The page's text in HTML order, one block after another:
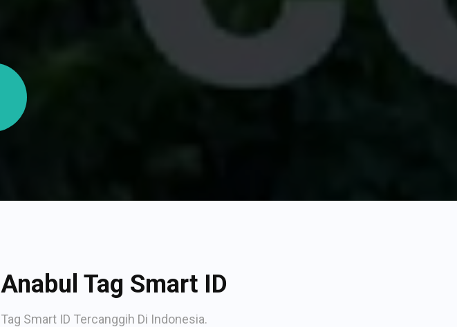
Anabul Tag Smart ID
Tag Smart ID Tercanggih Di Indonesia.